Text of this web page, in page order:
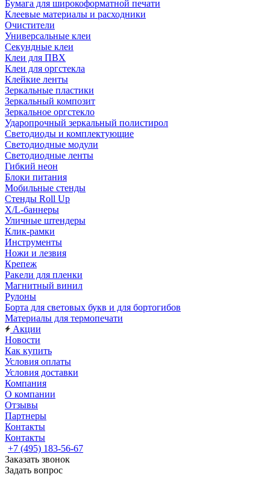
Бумага для широкоформатной печати
Клеевые материалы и расходники
Очистители
Универсальные клеи
Секундные клеи
Клеи для ПВХ
Клеи для оргстекла
Клейкие ленты
Зеркальные пластики
Зеркальный композит
Зеркальное оргстекло
Ударопрочный зеркальный полистирол
Светодиоды и комплектующие
Светодиодные модули
Светодиодные ленты
Гибкий неон
Блоки питания
Мобильные стенды
Стенды Roll Up
X/L-баннеры
Уличные штендеры
Клик-рамки
Инструменты
Ножи и лезвия
Крепеж
Ракели для пленки
Магнитный винил
Рулоны
Борта для световых букв и для бортогибов
Материалы для термопечати
Акции
Новости
Как купить
Условия оплаты
Условия доставки
Компания
О компании
Отзывы
Партнеры
Контакты
Контакты
+7 (495) 183-56-67
Заказать звонок
Задать вопрос